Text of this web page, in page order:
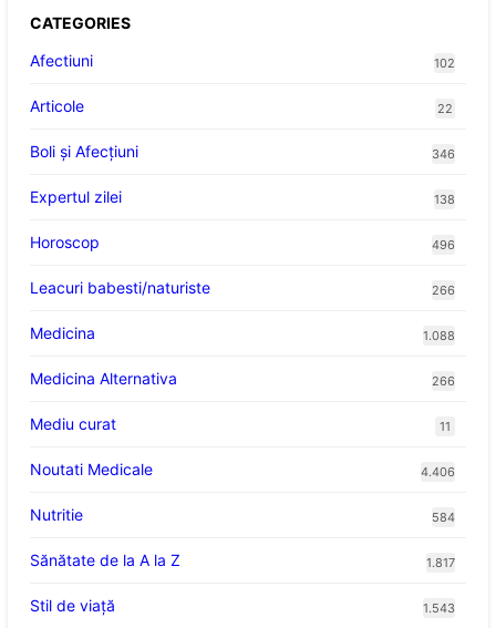
CATEGORIES
Afectiuni
102
Articole 22
Boli și Afecțiuni 346
Expertul zilei 138
Horoscop 496
Leacuri babesti/naturiste 266
Medicina 1.088
Medicina Alternativa 266
Mediu curat 11
Noutati Medicale 4.406
Nutritie 584
Sănătate de la A la Z 1.817
Stil de viaţă 1.543